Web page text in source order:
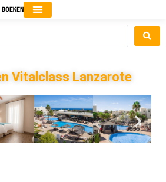
Vitalclass Lanzarote